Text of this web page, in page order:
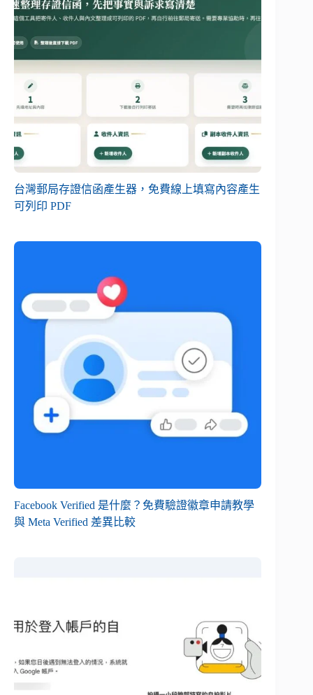
台灣郵局存證信函產生器，免費線上填寫內容產生
可列印 PDF
Facebook Verified 是什麼？免費驗證徽章申請教學
與 Meta Verified 差異比較